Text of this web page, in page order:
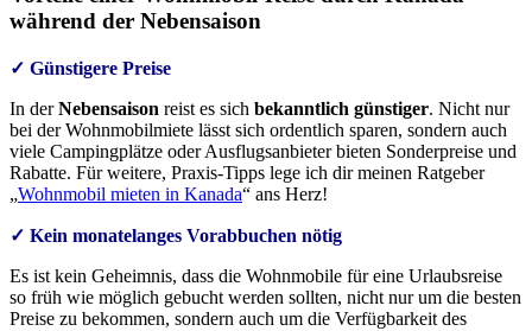
während der Nebensaison
✓ Günstigere Preise
In derNebensaison reist es sich bekanntlich günstiger. Nicht nur
bei der Wohnmobilmiete lässt sich ordentlich sparen, sondern auch
viele Campingplätze oder Ausflugsanbieter bieten Sonderpreise und
Rabatte. Für weitere, Praxis-Tipps lege ich dir meinen Ratgeber
„Wohnmobil mieten in Kanada“ ans Herz!
✓ Kein monatelanges Vorabbuchen nötig
Es ist kein Geheimnis, dass die Wohnmobile für eine Urlaubsreise
so früh wie möglich gebucht werden sollten, nicht nur um die besten
Preise zu bekommen, sondern auch um die Verfügbarkeit des